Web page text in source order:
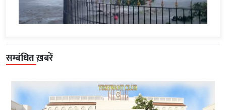
सम्बंधित ख़बरें